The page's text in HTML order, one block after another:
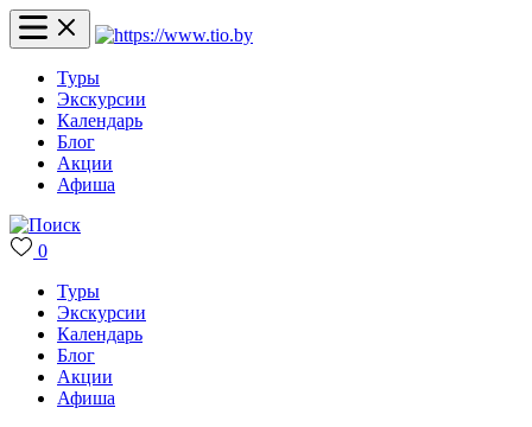
Туры
Экскурсии
Календарь
Блог
Акции
Афиша
0
Туры
Экскурсии
Календарь
Блог
Акции
Афиша